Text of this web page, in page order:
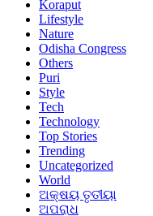
Koraput
Lifestyle
Nature
Odisha Congress
Others
Puri
Style
Tech
Technology
Top Stories
Trending
Uncategorized
World
ଅକ୍ଷୟ ତୃତୀୟା
ଅପରାଧ